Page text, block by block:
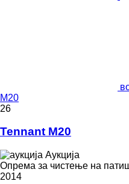
M20
26
Tennant M20
Аукција
Опрема за чистење на
2014